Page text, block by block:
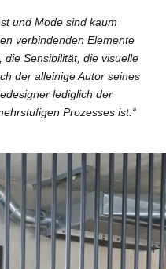
und Mode sind kaum
verbindenden Elemente
Sensibilität, die visuelle
der alleinige Autor seines
lediglich der
Prozesses ist.“